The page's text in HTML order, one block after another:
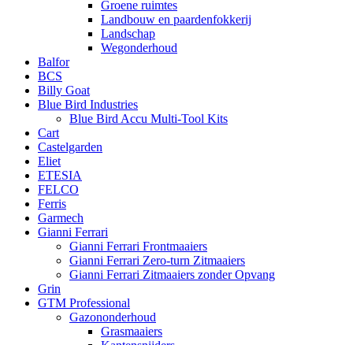
Groene ruimtes
Landbouw en paardenfokkerij
Landschap
Wegonderhoud
Balfor
BCS
Billy Goat
Blue Bird Industries
Blue Bird Accu Multi-Tool Kits
Cart
Castelgarden
Eliet
ETESIA
FELCO
Ferris
Garmech
Gianni Ferrari
Gianni Ferrari Frontmaaiers
Gianni Ferrari Zero-turn Zitmaaiers
Gianni Ferrari Zitmaaiers zonder Opvang
Grin
GTM Professional
Gazononderhoud
Grasmaaiers